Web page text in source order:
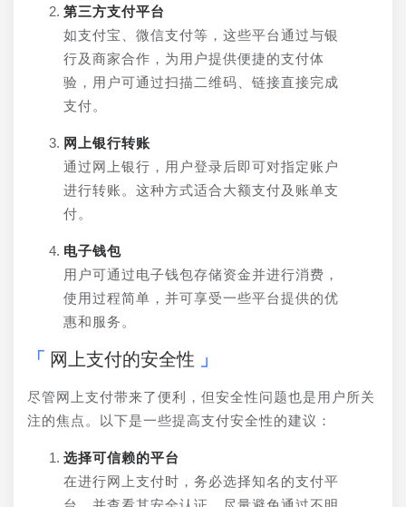
第三方支付平台
如支付宝、微信支付等，这些平台通过与银
行及商家合作，为用户提供便捷的支付体
验，用户可通过扫描二维码、链接直接完成
支付。
网上银行转账
通过网上银行，用户登录后即可对指定账户
进行转账。这种方式适合大额支付及账单支
付。
电子钱包
用户可通过电子钱包存储资金并进行消费，
使用过程简单，并可享受一些平台提供的优
惠和服务。
网上支付的安全性
尽管网上支付带来了便利，但安全性问题也是用户所关
注的焦点。以下是一些提高支付安全性的建议：
选择可信赖的平台
在进行网上支付时，务必选择知名的支付平